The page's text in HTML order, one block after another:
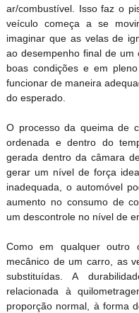
ar/combustível. Isso faz o
veículo começa a se
imaginar que as velas de
ao desempenho final de um
boas condições e em
funcionar de maneira
do esperado.
O processo da queima de
ordenada e dentro do
gerada dentro da câmara
gerar um nível de força
inadequada, o automóvel
aumento no consumo de
um descontrole no nível de
Como em qualquer outro
mecânico de um carro, as
substituídas. A
relacionada à
proporção normal, à forma